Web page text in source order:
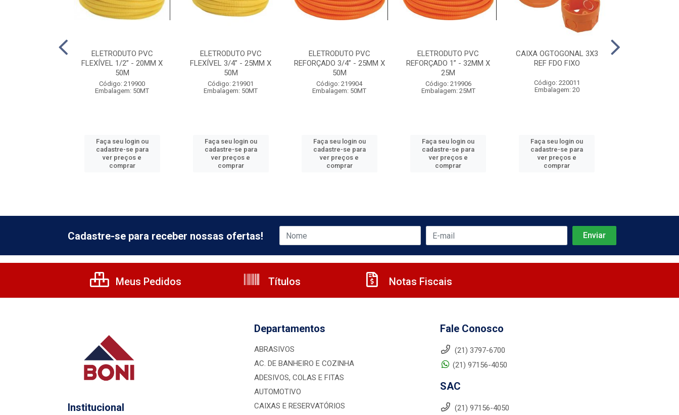
ELETRODUTO PVC
FLEXÍVEL 1/2” - 20MM X
50M
Código: 219900
Embalagem: 50MT
Faça seu login ou
cadastre-se para
ver preços e
comprar
ELETRODUTO PVC
FLEXÍVEL 3/4” - 25MM X
50M
Código: 219901
Embalagem: 50MT
Faça seu login ou
cadastre-se para
ver preços e
comprar
ELETRODUTO PVC
REFORÇADO 3/4” - 25MM X
50M
Código: 219904
Embalagem: 50MT
Faça seu login ou
cadastre-se para
ver preços e
comprar
ELETRODUTO PVC
REFORÇADO 1” - 32MM X
25M
Código: 219906
Embalagem: 25MT
Faça seu login ou
cadastre-se para
ver preços e
comprar
CAIXA OGTOGONAL 3X3
REF FDO FIXO
Código: 220011
Embalagem: 20
Faça seu login ou
cadastre-se para
ver preços e
comprar
Cadastre-se para receber nossas ofertas!
Meus Pedidos Títulos Notas Fiscais
Institucional
Departamentos
ABRASIVOS
AC. DE BANHEIRO E COZINHA
ADESIVOS, COLAS E FITAS
AUTOMOTIVO
CAIXAS E RESERVATÓRIOS
Fale Conosco
(21) 3797-6700
(21) 97156-4050
SAC
(21) 97156-4050